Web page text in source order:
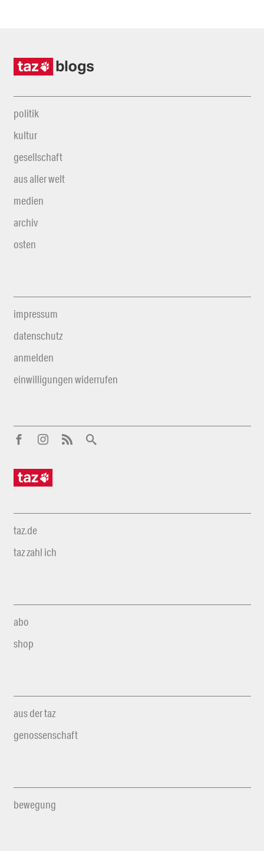
politik
kultur
gesellschaft
aus aller welt
medien
archiv
osten
impressum
datenschutz
anmelden
einwilligungen widerrufen
taz.de
taz zahl ich
abo
shop
aus der taz
genossenschaft
bewegung